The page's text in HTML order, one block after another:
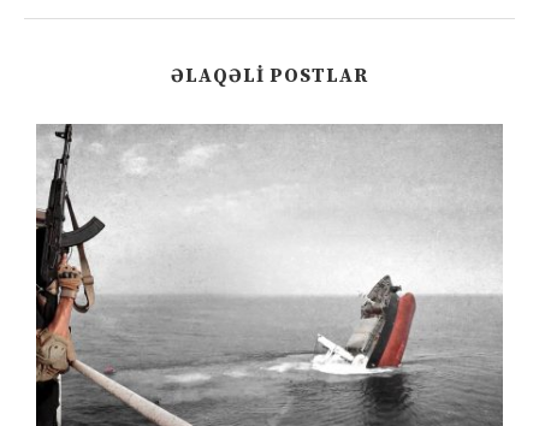
ƏLAQƏLI POSTLAR